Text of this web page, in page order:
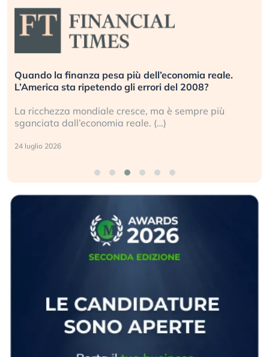
Quando la finanza pesa più dell’economia reale.
L’America sta ripetendo gli errori del 2008?
La ricchezza mondiale cresce, ma è sempre più
sganciata dall’economia reale. (…)
24 luglio 2026